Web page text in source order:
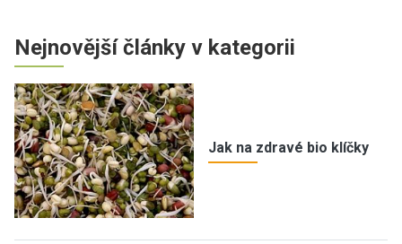
Nejnovější články v kategorii
Jak na zdravé bio klíčky